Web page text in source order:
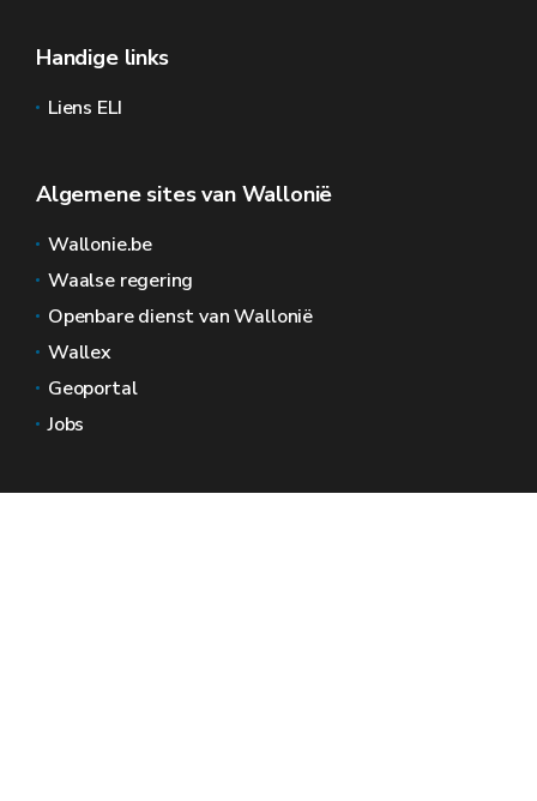
Handige links
Liens ELI
Algemene sites van Wallonië
Wallonie.be
Waalse regering
Openbare dienst van Wallonië
Wallex
Geoportal
Jobs